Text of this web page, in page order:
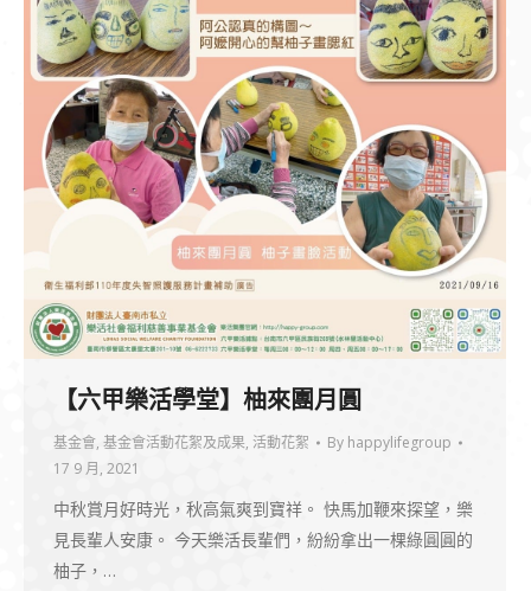
【六甲樂活學堂】柚來團月圓
基金會, 基金會活動花絮及成果, 活動花絮 By happylifegroup
17 9 月, 2021
中秋賞月好時光，秋高氣爽到寶祥。 快馬加鞭來探望，樂
見長輩人安康。 今天樂活長輩們，紛紛拿出一棵綠圓圓的
柚子，…